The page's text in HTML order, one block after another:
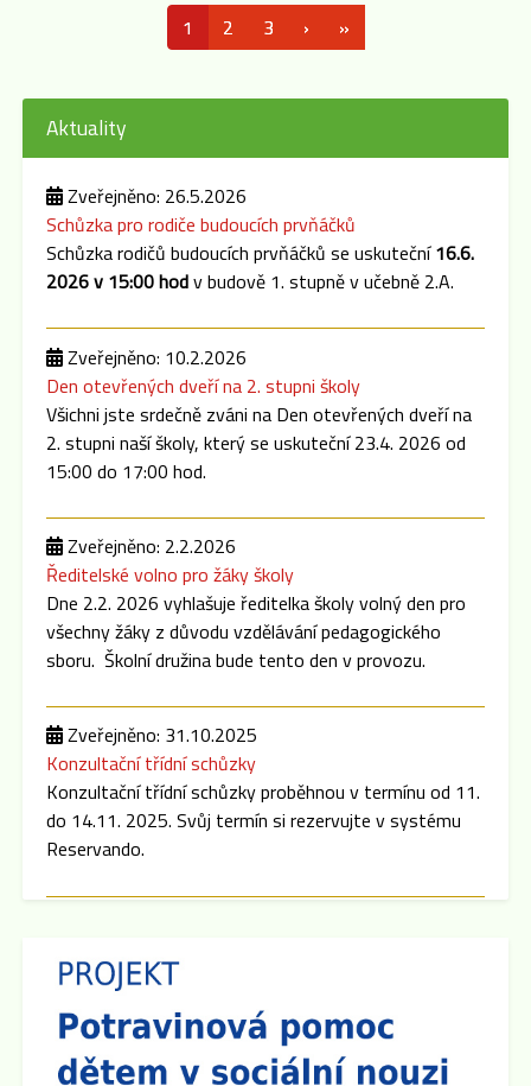
1 2 3 › »
Aktuality
Zveřejněno: 26.5.2026
Schůzka pro rodiče budoucích prvňáčků
Schůzka rodičů budoucích prvňáčků se uskuteční16.6.
2026 v 15:00 hodv budově 1. stupně v učebně 2.A.
Zveřejněno: 10.2.2026
Den otevřených dveří na 2. stupni školy
Všichni jste srdečně zváni na Den otevřených dveří na
2. stupni naší školy, který se uskuteční 23.4. 2026 od
15:00 do 17:00 hod.
Zveřejněno: 2.2.2026
Ředitelské volno pro žáky školy
Dne 2.2. 2026 vyhlašuje ředitelka školy volný den pro
všechny žáky z důvodu vzdělávání pedagogického
sboru. Školní družina bude tento den v provozu.
Zveřejněno: 31.10.2025
Konzultační třídní schůzky
Konzultační třídní schůzky proběhnou v termínu od 11.
do 14.11. 2025. Svůj termín si rezervujte v systému
Reservando.
Dne 15.9. 2025 cca v 16:00 hod se po skončení
Plenární schůze SRPŠ budou konat třídní schůzky
jednotlivých tříd. Pokud dojde k malému zpoždění,
předem se omlouváme, učitelský sbor se půjde nejprve